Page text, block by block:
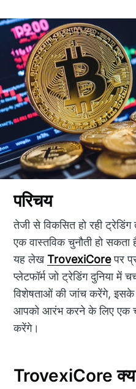
परिचय
तेजी से विकसित हो रही
एक वास्तविक चुनौती हो
यह लेखTrovexiCoreपर
प्लेटफॉर्म जो ट्रेडिंग दुनिया में
विशेषताओं की जांच करेंगे,
आपको आरंभ करने के लिए एक
करेंगे।
TrovexiCore